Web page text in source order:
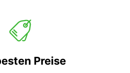
Preise